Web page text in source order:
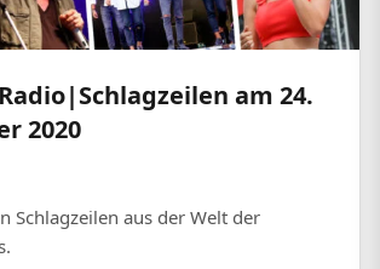
am 24.
2020
Schlagzeilen aus der Welt der